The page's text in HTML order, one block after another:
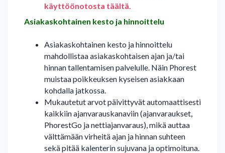
käyttöönotosta täältä.
Asiakaskohtainen kesto ja hinnoittelu
Asiakaskohtainen kesto ja hinnoittelu
mahdollistaa asiakaskohtaisen ajan ja/tai
hinnan tallentamisen palvelulle. Näin Phorest
muistaa poikkeuksen kyseisen asiakkaan
kohdalla jatkossa.
Mukautetut arvot päivittyvät automaattisesti
kaikkiin ajanvarauskanaviin (ajanvaraukset,
PhorestGo ja nettiajanvaraus), mikä auttaa
välttämään virheitä ajan ja hinnan suhteen
sekä pitää kalenterin sujuvana ja optimoituna.